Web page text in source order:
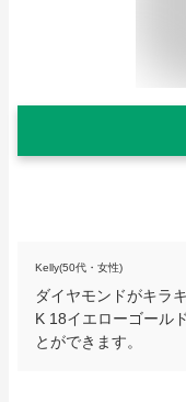
Kelly(50代・女性)
ダイヤモンドがキラ
K 18イエローゴール
とができます。